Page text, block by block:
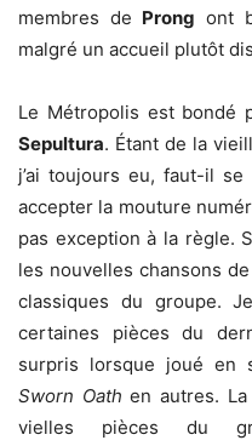
membres de Prong ont
malgré un accueil plutôt
Le Métropolis est bondé
Sepultura. Étant de la
j’ai toujours eu, faut-il
accepter la mouture
pas exception à la règle.
les nouvelles chansons
classiques du groupe.
certaines pièces du
surpris lorsque joué en
Sworn Oath en autres.
vielles pièces du